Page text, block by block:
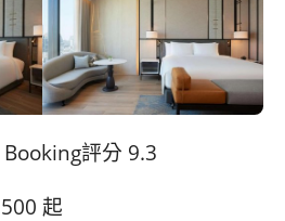
評分 9.3
起